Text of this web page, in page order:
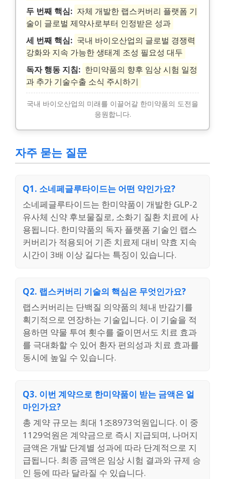
두 번째 핵심: 자체 개발한 랩스커버리 플랫폼 기
술이 글로벌 제약사로부터 인정받은 성과
세 번째 핵심: 국내 바이오산업의 글로벌 경쟁력
강화와 지속 가능한 생태계 조성 필요성 대두
독자 행동 지침: 한미약품의 향후 임상 시험 일정
과 추가 기술수출 소식 주시하기
국내 바이오산업의 미래를 이끌어갈 한미약품의 도전을
응원합니다.
자주 묻는 질문
Q1. 소네페글루타이드는 어떤 약인가요?
소네페글루타이드는 한미약품이 개발한 GLP-2
유사체 신약 후보물질로, 소화기 질환 치료에 사
용됩니다. 한미약품의 독자 플랫폼 기술인 랩스
커버리가 적용되어 기존 치료제 대비 약효 지속
시간이 3배 이상 길다는 특징이 있습니다.
Q2. 랩스커버리 기술의 핵심은 무엇인가요?
랩스커버리는 단백질 의약품의 체내 반감기를
획기적으로 연장하는 기술입니다. 이 기술을 적
용하면 약물 투여 횟수를 줄이면서도 치료 효과
를 극대화할 수 있어 환자 편의성과 치료 효과를
동시에 높일 수 있습니다.
Q3. 이번 계약으로 한미약품이 받는 금액은 얼
마인가요?
총 계약 규모는 최대 1조8973억원입니다. 이 중
1129억원은 계약금으로 즉시 지급되며, 나머지
금액은 개발 단계별 성과에 따라 단계적으로 지
급됩니다. 최종 금액은 임상 시험 결과와 규제 승
인 등에 따라 달라질 수 있습니다.